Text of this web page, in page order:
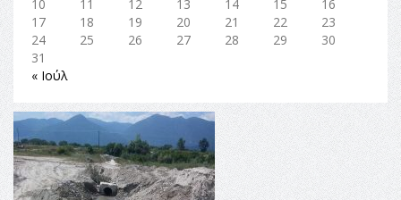
10
11 12 13 14 15
16
17
18 19 20 21 22
23
24
25 26 27 28 29
30
31
« Ιούλ